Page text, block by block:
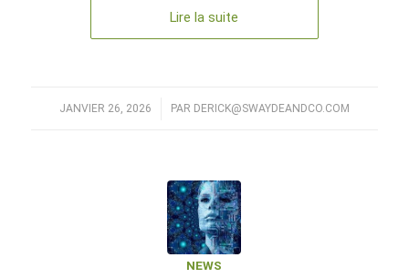
Lire la suite
JANVIER 26, 2026
/ PAR DERICK@SWAYDEANDCO.COM
NEWS